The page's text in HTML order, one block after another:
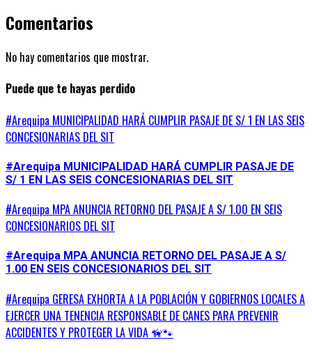
Comentarios
No hay comentarios que mostrar.
Puede que te hayas perdido
#Arequipa MUNICIPALIDAD HARÁ CUMPLIR PASAJE DE S/ 1 EN LAS SEIS
CONCESIONARIAS DEL SIT
#Arequipa MUNICIPALIDAD HARÁ CUMPLIR PASAJE DE
S/ 1 EN LAS SEIS CONCESIONARIAS DEL SIT
#Arequipa MPA ANUNCIA RETORNO DEL PASAJE A S/ 1.00 EN SEIS
CONCESIONARIOS DEL SIT
#Arequipa MPA ANUNCIA RETORNO DEL PASAJE A S/
1.00 EN SEIS CONCESIONARIOS DEL SIT
#Arequipa GERESA EXHORTA A LA POBLACIÓN Y GOBIERNOS LOCALES A
EJERCER UNA TENENCIA RESPONSABLE DE CANES PARA PREVENIR
ACCIDENTES Y PROTEGER LA VIDA 🦮🐾